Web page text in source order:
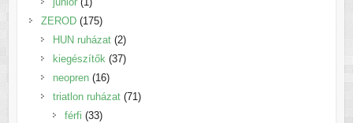
termék
ZEROD 175175
termék
HUN ruházat 22
termék
kiegészítők 3737
neopren 1616
termék
triatlon ruházat 7171
férfi 3333